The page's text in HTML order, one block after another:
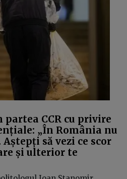
CCR cu privire
„În România nu
să vezi ce scor
și ulterior te